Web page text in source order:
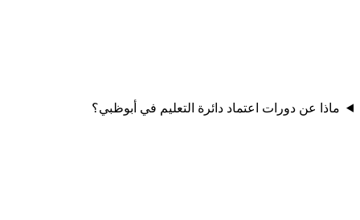
ماذا عن دورات اعتماد دائرة التعليم في أبوظبي؟